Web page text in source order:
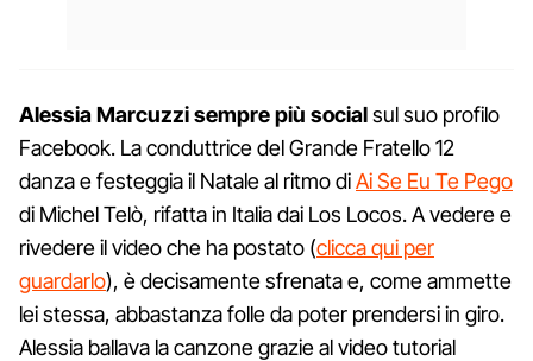
Alessia Marcuzzi sempre più socialsul suo profilo
Facebook. La conduttrice del Grande Fratello 12
danza e festeggia il Natale al ritmo diAi Se Eu Te Pego
di Michel Telò, rifatta in Italia dai Los Locos. A vedere e
rivedere il video che ha postato (clicca qui per
guardarlo), è decisamente sfrenata e, come ammette
lei stessa, abbastanza folle da poter prendersi in giro.
Alessia ballava la canzone grazie al video tutorial